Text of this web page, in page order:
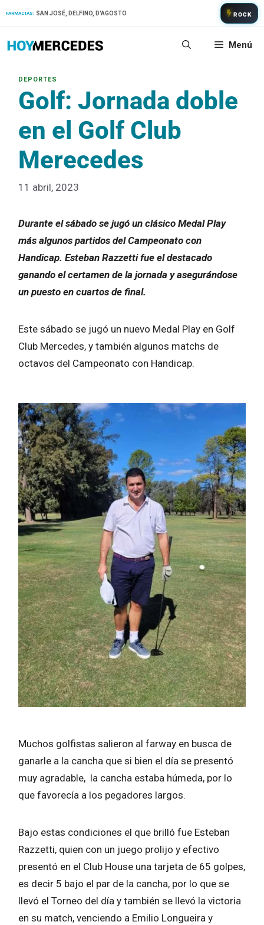
FARMACIAS: SAN JOSÉ, DELFINO, D'AGOSTO ROCK
Menú
Golf: Jornada doble
en el Golf Club
Merecedes
11 abril, 2023
Durante el sábado se jugó un clásico Medal Play
más algunos partidos del Campeonato con
Handicap. Esteban Razzetti fue el destacado
ganando el certamen de la jornada y asegurándose
un puesto en cuartos de final.
Este sábado se jugó un nuevo Medal Play en Golf
Club Mercedes, y también algunos matchs de
octavos del Campeonato con Handicap.
Muchos golfistas salieron al farway en busca de
ganarle a la cancha que si bien el día se presentó
muy agradable, la cancha estaba húmeda, por lo
que favorecía a los pegadores largos.
Bajo estas condiciones el que brilló fue Esteban
Razzetti, quien con un juego prolijo y efectivo
presentó en el Club House una tarjeta de 65 golpes,
es decir 5 bajo el par de la cancha, por lo que se
llevó el Torneo del día y también se llevó la victoria
en su match, venciendo a Emilio Longueira y